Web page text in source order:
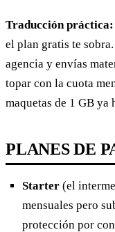
Traducción práctica:
el plan gratis te
agencia y envías
topar con la cuota
maquetas de 1 GB ya
PLANES DE
Starter (el
mensuales pero
protección por